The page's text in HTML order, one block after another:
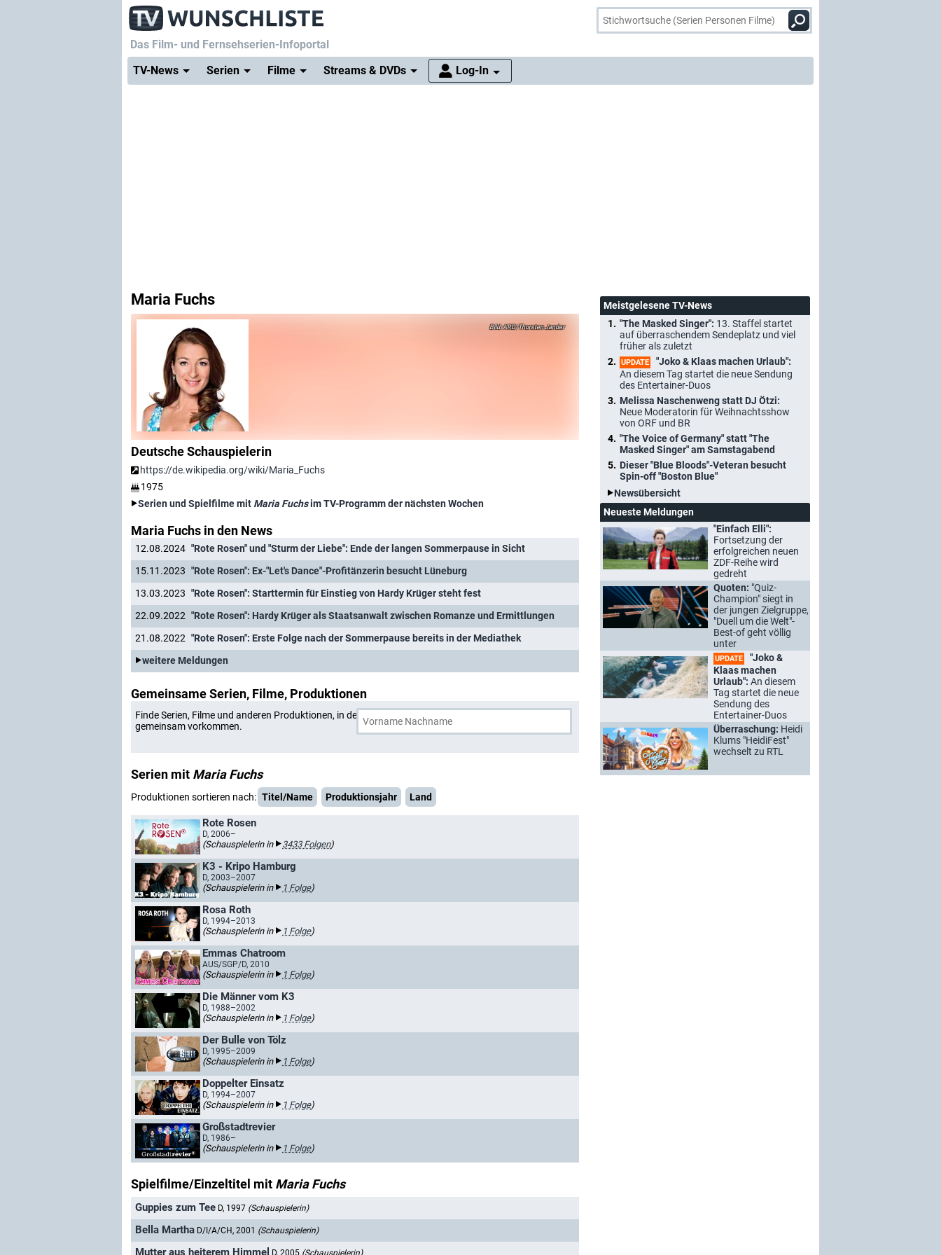
Das Film- und Fernsehserien-Infoportal
TV-News
Serien Filme Streams & DVDs Log-In
Maria Fuchs
ARD/Thorsten Jander
Deutsche Schauspielerin
https://de.wikipedia.org/wiki/Maria_Fuchs
1975
Serien und Spielfilme mit Maria Fuchsim TV-Programm der nächsten Wochen
Maria Fuchs in den News
12.08.2024 "Rote Rosen" und "Sturm der Liebe": Ende der langen Sommerpause in Sicht
15.11.2023 "Rote Rosen": Ex-"Let's Dance"-Profitänzerin besucht Lüneburg
13.03.2023 "Rote Rosen": Starttermin für Einstieg von Hardy Krüger steht fest
22.09.2022 "Rote Rosen": Hardy Krüger als Staatsanwalt zwischen Romanze und Ermittlungen
21.08.2022 "Rote Rosen": Erste Folge nach der Sommerpause bereits in der Mediathek
weitere Meldungen
Gemeinsame Serien, Filme, Produktionen
Finde Serien, Filme und anderen Produktionen, in denen Maria Fuchs
gemeinsam vorkommen.
Serien mit Maria Fuchs
Produktionen sortieren nach: Titel/Name Produktionsjahr Land
Rote Rosen
D, 2006–
(Schauspielerin in 3433 Folgen)
K3 - Kripo Hamburg
D, 2003–2007
(Schauspielerin in 1 Folge)
Rosa Roth
D, 1994–2013
(Schauspielerin in 1 Folge)
Emmas Chatroom
AUS/SGP/D, 2010
(Schauspielerin in 1 Folge)
Die Männer vom K3
D, 1988–2002
(Schauspielerin in 1 Folge)
Der Bulle von Tölz
D, 1995–2009
(Schauspielerin in 1 Folge)
Doppelter Einsatz
D, 1994–2007
(Schauspielerin in 1 Folge)
Großstadtrevier
D, 1986–
(Schauspielerin in 1 Folge)
Spielfilme/Einzeltitel mit Maria Fuchs
Guppies zum Tee D, 1997 (Schauspielerin)
Bella Martha D/I/A/CH, 2001 (Schauspielerin)
Mutter aus heiterem Himmel
Meistgelesene TV-News
"The Masked Singer": 13. Staffel startet
auf überraschendem Sendeplatz und viel
früher als zuletzt
UPDATE
"Joko & Klaas machen Urlaub":
An diesem Tag startet die neue Sendung
des Entertainer-Duos
Melissa Naschenweng statt DJ Ötzi:
Neue Moderatorin für Weihnachtsshow
von ORF und BR
"The Voice of Germany" statt "The
Masked Singer" am Samstagabend
Dieser "Blue Bloods"-Veteran besucht
Spin-off "Boston Blue"
Newsübersicht
Neueste Meldungen
"Einfach Elli":
Fortsetzung der
erfolgreichen neuen
ZDF-Reihe wird
gedreht
Quoten: "Quiz-
Champion" siegt in
der jungen Zielgruppe,
"Duell um die Welt"-
Best-of geht völlig
unter
UPDATE
"Joko &
Klaas machen
Urlaub": An diesem
Tag startet die neue
Sendung des
Entertainer-Duos
Überraschung: Heidi
Klums "HeidiFest"
wechselt zu RTL